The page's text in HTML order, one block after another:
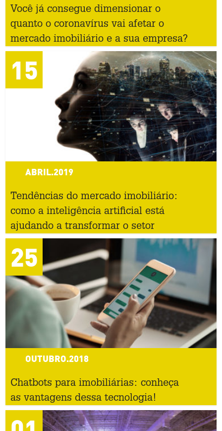
Você já consegue dimensionar o
quanto o coronavírus vai afetar o
mercado imobiliário e a sua empresa?
15
ABRIL.2019
Tendências do mercado imobiliário:
como a inteligência artificial está
ajudando a transformar o setor
25
OUTUBRO.2018
Chatbots para imobiliárias: conheça
as vantagens dessa tecnologia!